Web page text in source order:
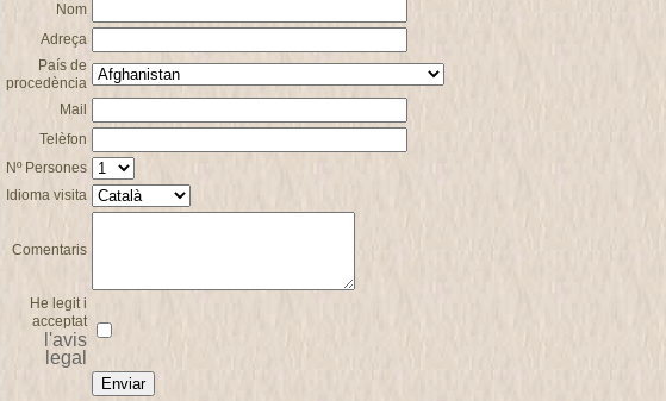
Nom
Adreça
País de
procedència
Mail
Telèfon
Nº Persones
Idioma visita
Comentaris
He legit i
acceptat
l'avis
legal